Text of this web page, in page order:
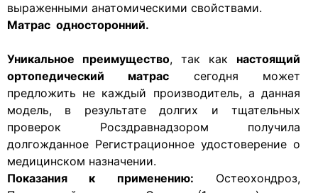
выраженными анатомическими свойствами.
Матрас односторонний.
Уникальное преимущество, так как настоящий
ортопедический матрас сегодня может
предложить не каждый производитель, а данная
модель, в результате долгих и тщательных
проверок Росздравнадзором получила
долгожданное Регистрационное удостоверение о
медицинском назначении.
Показания к применению: Остеохондроз,